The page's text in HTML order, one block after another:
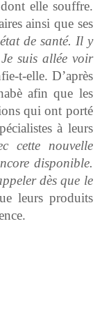
elle souffre.
ainsi que ses
de santé. Il y
suis allée voir
t-elle. D’après
afin que les
qui ont porté
à leurs
cette nouvelle
disponible.
dès que le
leurs produits